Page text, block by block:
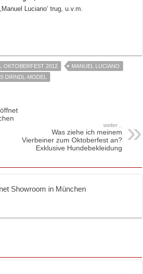
Luciano‘ trug, u.v.m.
OKTOBERFEST 2012
MANUEL LUCIANO
DIRNDL-MODEL
weiter ..
Was ziehe ich meinem
Vierbeiner zum Oktoberfest an?
Exklusive Hundebekleidung
Showroom in München